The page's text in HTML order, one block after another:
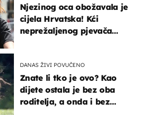
Njezinog oca obožavala je
cijela Hrvatska! Kći
neprežaljenog pjevača
DANAS ŽIVI POVUČENO
Znate li tko je ovo? Kao
dijete ostala je bez oba
roditelja, a onda i bez